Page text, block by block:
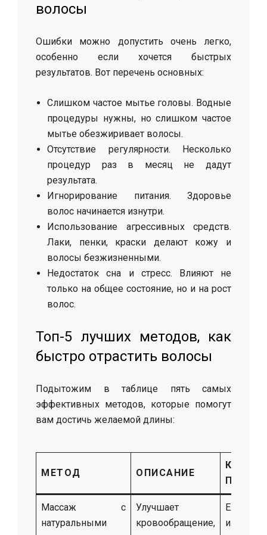
волосы
Ошибки можно допустить очень легко,
особенно если хочется быстрых
результатов. Вот перечень основных:
Слишком частое мытье головы. Водные
процедуры нужны, но слишком частое
мытье обезжиривает волосы.
Отсутствие регулярности. Несколько
процедур раз в месяц не дадут
результата.
Игнорирование питания. Здоровье
волос начинается изнутри.
Использование агрессивных средств.
Лаки, пенки, краски делают кожу и
волосы безжизненными.
Недостаток сна и стресс. Влияют не
только на общее состояние, но и на рост
волос.
Топ-5 лучших методов, как
быстро отрастить волосы
Подытожим в таблице пять самых
эффективных методов, которые помогут
вам достичь желаемой длины:
МЕТОД ОПИСАНИЕ
КАК
Массаж с
натуральными
Улучшает
кровообращение,
или